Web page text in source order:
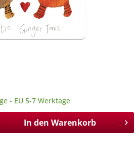
- EU 5-7 Werktage
In den Warenkorb